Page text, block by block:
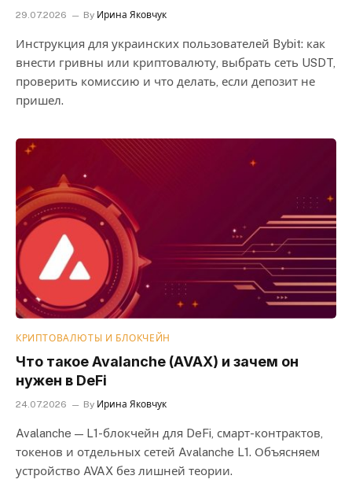
29.07.2026 By Ирина Яковчук
Инструкция для украинских пользователей Bybit: как
внести гривны или криптовалюту, выбрать сеть USDT,
проверить комиссию и что делать, если депозит не
пришел.
КРИПТОВАЛЮТЫ И БЛОКЧЕЙН
Что такое Avalanche (AVAX) и зачем он
нужен в DeFi
24.07.2026 By Ирина Яковчук
Avalanche — L1-блокчейн для DeFi, смарт-контрактов,
токенов и отдельных сетей Avalanche L1. Объясняем
устройство AVAX без лишней теории.